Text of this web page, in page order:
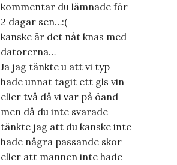
kommentar du lämnade för
2 dagar sen…:(
kanske är det nåt knas med
datorerna…
Ja jag tänkte u att vi typ
hade unnat tagit ett gls vin
eller två då vi var på öand
men då du inte svarade
tänkte jag att du kanske inte
hade några passande skor
eller att mannen inte hade